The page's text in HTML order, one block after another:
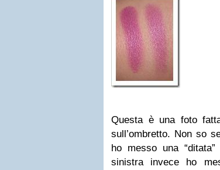
Questa è una foto
sull’ombretto. Non so
ho messo una
sinistra invece ho